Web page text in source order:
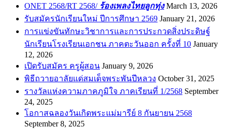
ONET 2568/RT 2568/ ร้องเพลงไทยลูกทุ่ง March 13, 2026
รับสมัครนักเรียนใหม่ ปีการศึกษา 2569 January 21, 2026
การแข่งขันทักษะวิชาการและการประกวดสิ่งประดิษฐ์
นักเรียนโรงเรียนเอกชน ภาคตะวันออก ครั้งที่ 10 January
12, 2026
เปิดรับสมัคร ครูผู้สอน January 9, 2026
พิธีถวายอาลัยแด่สมเด็จพระพันปีหลวง October 31, 2025
รางวัลแห่งความภาคภูมิใจ ภาคเรียนที่ 1/2568 September
24, 2025
โอกาสฉลองวันเกิดพระแม่มารีย์ 8 กันยายน 2568
September 8, 2025